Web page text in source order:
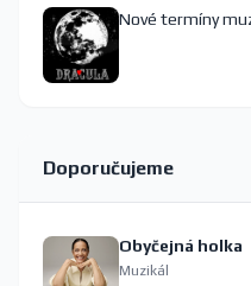
Nové termíny
Doporučujeme
Obyčejná holka
Muzikál